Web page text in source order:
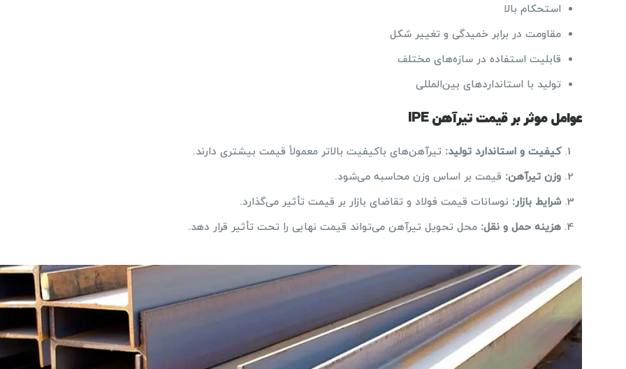
استحکام بالا
مقاومت در برابر خمیدگی و تغییر شکل
قابلیت استفاده در سازه‌های مختلف
تولید با استانداردهای بین‌المللی
عوامل موثر بر قیمت تیرآهن IPE
کیفیت و استاندارد تولید: تیرآهن‌های باکیفیت بالاتر معمولاً قیمت بیشتری دارند.
وزن تیرآهن: قیمت بر اساس وزن محاسبه می‌شود.
شرایط بازار: نوسانات قیمت فولاد و تقاضای بازار بر قیمت تأثیر می‌گذارد.
هزینه حمل و نقل: محل تحویل تیرآهن می‌تواند قیمت نهایی را تحت تأثیر قرار دهد.